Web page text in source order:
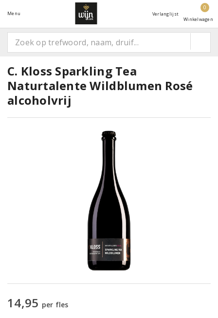
Menu Verlanglijst
0
Winkelwagen
C. Kloss Sparkling Tea
Naturtalente Wildblumen Rosé
alcoholvrij
14,95 per fles